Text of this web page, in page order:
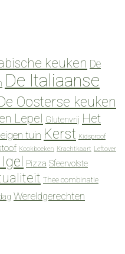
keuken De
De Italiaanse
Oosterse keuken
Lepel Glutenvrij Het
tuin Kerst Kidsproof
Kookboeken Krachtkaart Leftover
Pizza Sfeervolste
Thee combinatie
Wereldgerechten